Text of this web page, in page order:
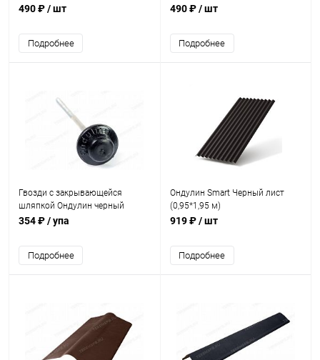
490 ₽/ шт
Подробнее
490 ₽/ шт
Подробнее
Гвозди с закрывающейся
шляпкой Ондулин черный
(100шт)
354 ₽/ упа
Подробнее
Ондулин Smart Черный лист
(0,95*1,95 м)
919 ₽/ шт
Подробнее